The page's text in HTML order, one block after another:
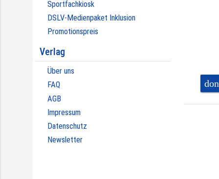
Sportfachkiosk
DSLV-Medienpaket Inklusion
Promotionspreis
Verlag
Über uns
FAQ
AGB
Impressum
Datenschutz
Newsletter